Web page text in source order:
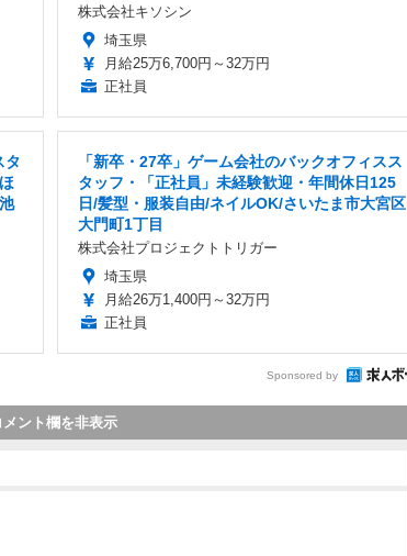
株式会社キソシン
埼玉県
月給25万6,700円～32万円
正社員
タ
「新卒・27卒」ゲーム会社のバックオフィスス
タッフ・「正社員」未経験歓迎・年間休日125
日/髪型・服装自由/ネイルOK/さいたま市大宮区
大門町1丁目
株式会社プロジェクトトリガー
埼玉県
月給26万1,400円～32万円
正社員
Sponsored by
メント欄を非表示